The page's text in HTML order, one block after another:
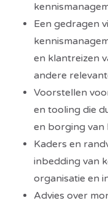
Een gedragen
en klantreizen
andere
Voorstellen
en tooling die
en borging van
Kaders en
inbedding van
organisatie en
Advies over